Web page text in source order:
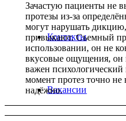
Контакты
Вакансии
Зачастую пациенты не
протезы из-за
могут нарушать
привыкают. Съемный
использовании, он не
вкусовые ощущения, он
важен
момент протез точно не
надёжно.